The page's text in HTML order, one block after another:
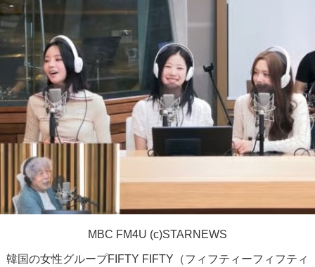
MBC FM4U (c)STARNEWS
韓国の女性グループFIFTY FIFTY（フィフティーフィフティ